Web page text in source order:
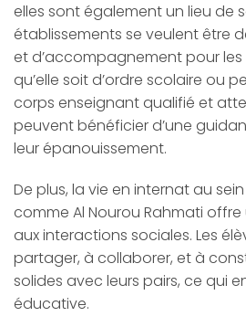
elles sont également un lieu de
établissements se veulent être
et d’accompagnement pour
qu’elle soit d’ordre scolaire ou
corps enseignant qualifié et
peuvent bénéficier d’une
leur épanouissement.
De plus, la vie en internat au
comme Al Nourou Rahmati
aux interactions sociales. Les
partager, à collaborer, et à
solides avec leurs pairs, ce qui
éducative.